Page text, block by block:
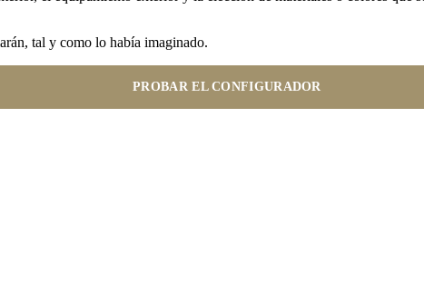
tal y como lo había imaginado.
PROBAR EL CONFIGURADOR